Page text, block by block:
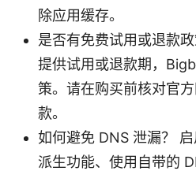
除应用缓存。
是否有免费试用或退款
提供试用或退款期，
策。请在购买前核对官
款。
如何避免 DNS 泄漏？
派生功能、使用自带的